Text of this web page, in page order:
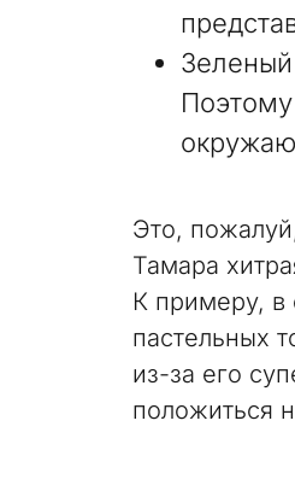
Это,
Тамара
К примеру, в
пастельных
из-за его
положиться